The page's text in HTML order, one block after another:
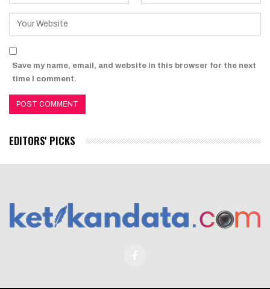
Save my name, email, and website in this browser for the next
time I comment.
EDITORS' PICKS